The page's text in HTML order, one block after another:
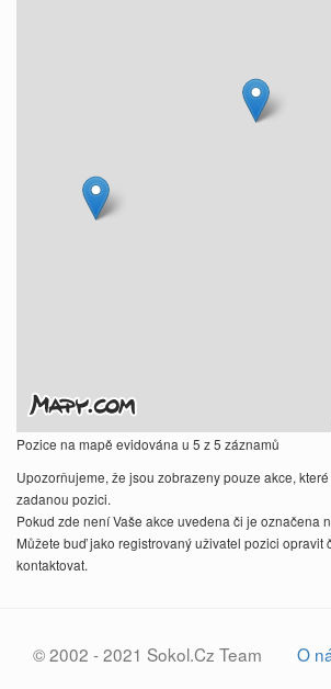
Pozice na mapě evidována u 5 z 5 záznamů
Upozorňujeme, že jsou zobrazeny pouze akce,
zadanou pozici.
Pokud zde není Vaše akce uvedena či je označena
Můžete buď jako registrovaný uživatel pozici opravit
kontaktovat.
© 2002 - 2021 Sokol.Cz Team
O